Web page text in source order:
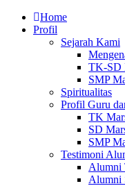
Home
Profil
Sejarah Kami
TK-SD
SMP
Spiritualitas
Profil Guru
TK
SD
SMP
Testimoni
Alumni
Alumni